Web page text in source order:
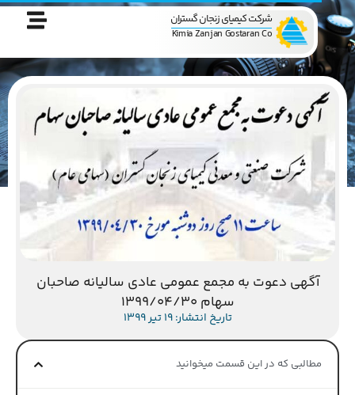
شرکت کیمیای زنجان گستران
Kimia Zanjan Gostaran Co
آگهی دعوت به مجمع عمومی عادی سالیانه صاحبان
سهام 1399/04/30
تاریخ انتشار: 19 تیر 1399
مطالبی که در این قسمت میخوانید